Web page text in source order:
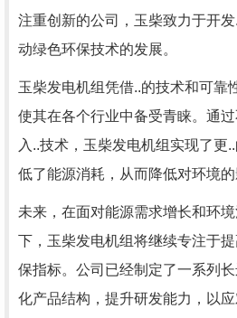
注重创新的公司，玉柴致力于开
动绿色环保技术的发展。
玉柴发电机组凭借..的技术和可靠
使其在各个行业中备受青睐。通过
入..技术，玉柴发电机组实现了更
低了能源消耗，从而降低对环境的
未来，在面对能源需求增长和环
下，玉柴发电机组将继续专注于
保指标。公司已经制定了一系列
化产品结构，提升研发能力，以